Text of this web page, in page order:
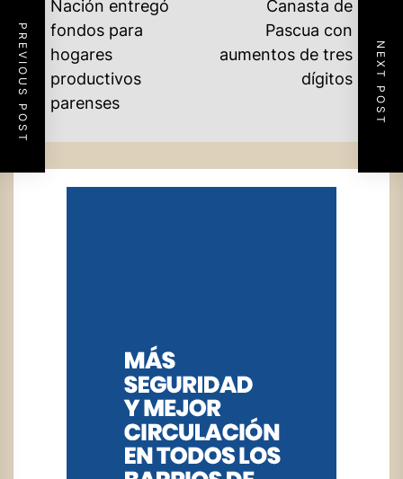
PREVIOUS POST NEXT POST
DE
ENTRADAS
Previous
post:
Nación entregó
fondos para
hogares
productivos
parenses
Canasta de
Pascua con
aumentos de tres
dígitos